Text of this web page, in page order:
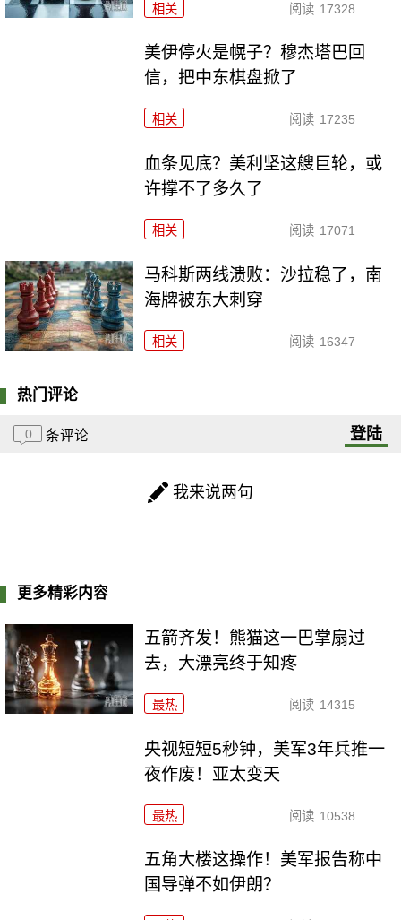
相关 阅读 17328
美伊停火是幌子？穆杰塔巴回
信，把中东棋盘掀了
相关 阅读 17235
血条见底？美利坚这艘巨轮，或
许撑不了多久了
相关 阅读 17071
马科斯两线溃败：沙拉稳了，南
海牌被东大刺穿
相关 阅读 16347
热门评论
0 条评论 登陆
我来说两句
更多精彩内容
五箭齐发！熊猫这一巴掌扇过
去，大漂亮终于知疼
最热 阅读 14315
央视短短5秒钟，美军3年兵推一
夜作废！亚太变天
最热 阅读 10538
五角大楼这操作！美军报告称中
国导弹不如伊朗？